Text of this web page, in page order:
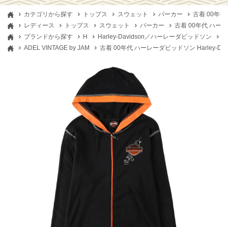
カテゴリから探す トップス スウェット パーカー
古着 00年代
レディース
トップス スウェット パーカー
古着 00年代 ハー
ブランドから探す
H Harley-Davidson／ハーレーダビッドソン
ADEL VINTAGE by JAM
古着 00年代 ハーレーダビッドソン Harley-